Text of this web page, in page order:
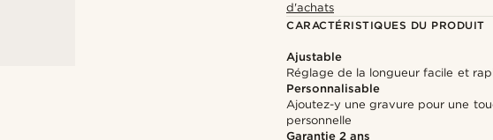
d'achats
CARACTÉRISTIQUES DU PRODUIT
Ajustable
Réglage de la longueur facile et
Personnalisable
Ajoutez-y une gravure pour une
personnelle
Garantie 2 ans